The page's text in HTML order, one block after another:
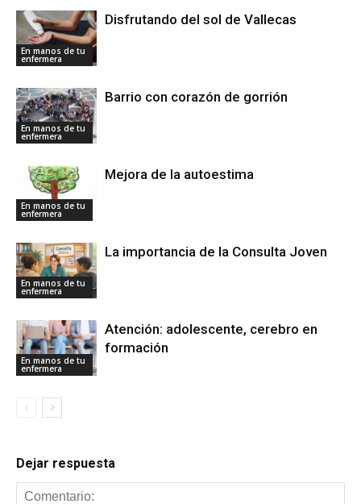
En manos de tu
enfermera
Disfrutando del sol de Vallecas
En manos de tu
enfermera
Barrio con corazón de gorrión
En manos de tu
enfermera
Mejora de la autoestima
En manos de tu
enfermera
La importancia de la Consulta Joven
En manos de tu
enfermera
Atención: adolescente, cerebro en
formación
Dejar respuesta